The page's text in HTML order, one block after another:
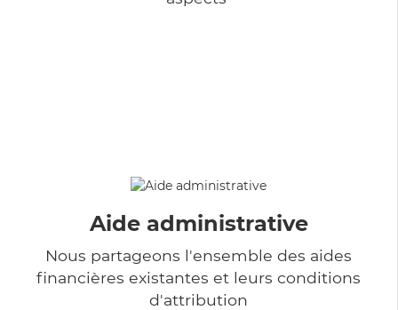
Aide administrative
Nous partageons l'ensemble des aides
financières existantes et leurs conditions
d'attribution